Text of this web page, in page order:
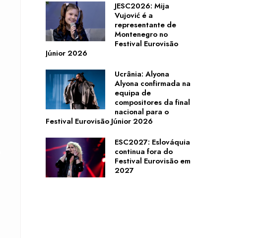
JESC2026: Mija
Vujović é a
representante de
Montenegro no
Festival Eurovisão
Júnior 2026
Ucrânia: Alyona
Alyona confirmada na
equipa de
compositores da final
nacional para o
Festival Eurovisão Júnior 2026
ESC2027: Eslováquia
continua fora do
Festival Eurovisão em
2027